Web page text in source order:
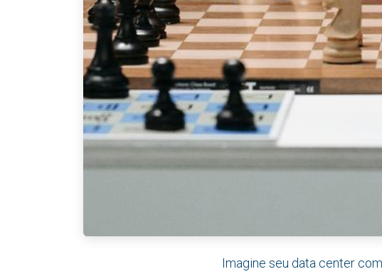
Imagine seu data center